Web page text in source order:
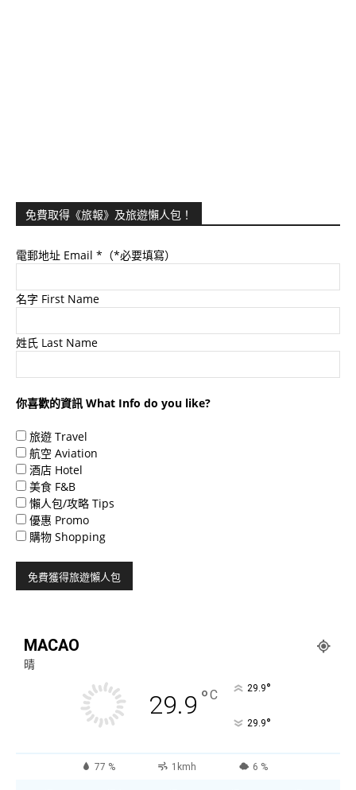
免費取得《旅報》及旅遊懶人包！
電郵地址 Email *（*必要填寫）
名字 First Name
姓氏 Last Name
你喜歡的資訊 What Info do you like?
旅遊 Travel
航空 Aviation
酒店 Hotel
美食 F&B
懶人包/攻略 Tips
優惠 Promo
購物 Shopping
MACAO
晴
29.9 °C 29.9°
29.9°
77 % 1kmh 6 %